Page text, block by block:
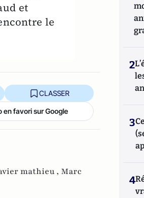
et
le
CLASSER
favori sur Google
mathieu , Marc
2
3
4